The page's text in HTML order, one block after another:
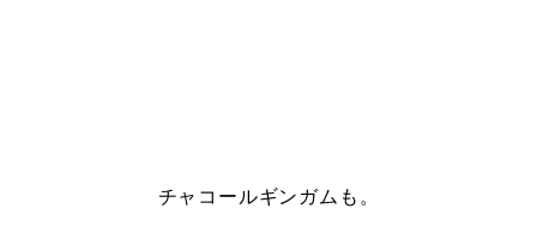
チャコールギンガムも。